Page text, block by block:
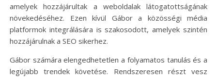
amelyek hozzájárultak a weboldalak látogatottságának
növekedéséhez. Ezen kívül Gábor a közösségi média
platformok integrálására is szakosodott, amelyek szintén
hozzájárulnak a SEO sikerhez.
Gábor számára elengedhetetlen a folyamatos tanulás és a
legújabb trendek követése. Rendszeresen részt vesz